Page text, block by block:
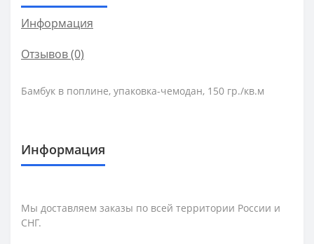
Информация
Отзывов (0)
Бамбук в поплине, упаковка-чемодан, 150 гр./кв.м
Информация
Мы доставляем заказы по всей территории России и
СНГ.